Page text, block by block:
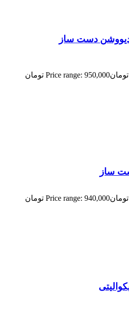
دیووشن دست ساز
تومان
Price range: 950,000 تومان
ساز
تومان
Price range: 940,000 تومان